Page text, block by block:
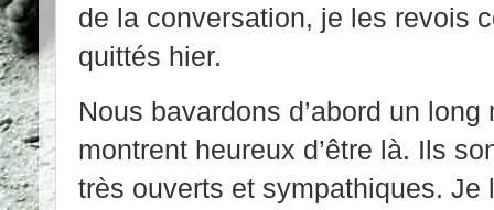
de la conversation, je les revois
quittés hier.
Nous bavardons d’abord un
montrent heureux d’être là. Ils
très ouverts et sympathiques. Je